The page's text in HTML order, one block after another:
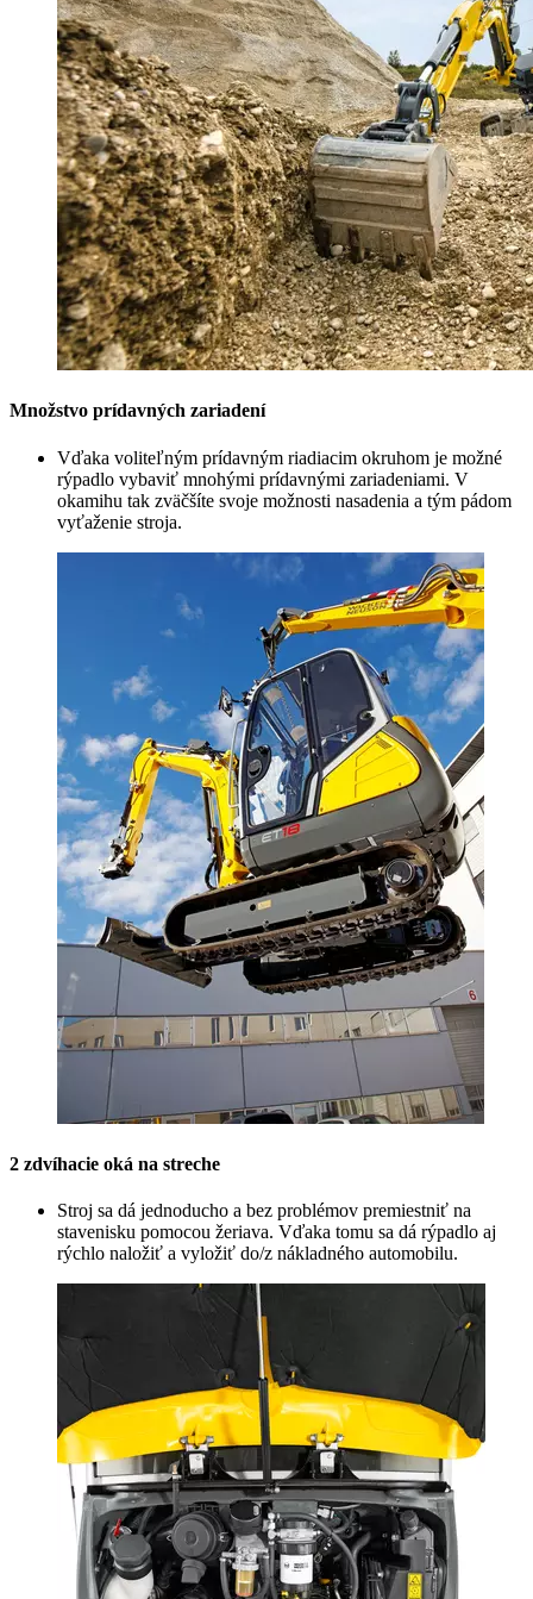
Množstvo prídavných zariadení
Vďaka voliteľným prídavným riadiacim okruhom je možné
rýpadlo vybaviť mnohými prídavnými zariadeniami. V
okamihu tak zväčšíte svoje možnosti nasadenia a tým pádom
vyťaženie stroja.
2 zdvíhacie oká na streche
Stroj sa dá jednoducho a bez problémov premiestniť na
stavenisku pomocou žeriava. Vďaka tomu sa dá rýpadlo aj
rýchlo naložiť a vyložiť do/z nákladného automobilu.